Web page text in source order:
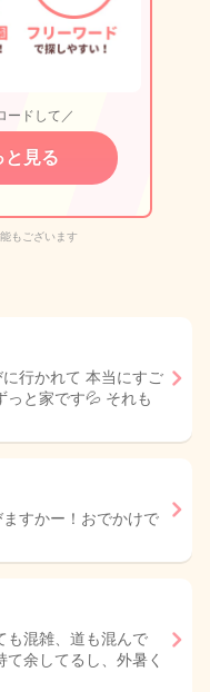
ードして／
と見る
もございます
行かれて 本当にすご
っと家です💦 それも
すかー！おでかけで
も混雑、道も混んで
余してるし、外暑く